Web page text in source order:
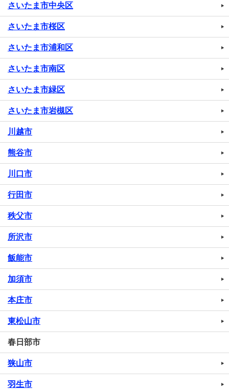
さいたま市中央区
さいたま市桜区
さいたま市浦和区
さいたま市南区
さいたま市緑区
さいたま市岩槻区
川越市
熊谷市
川口市
行田市
秩父市
所沢市
飯能市
加須市
本庄市
東松山市
春日部市
狭山市
羽生市